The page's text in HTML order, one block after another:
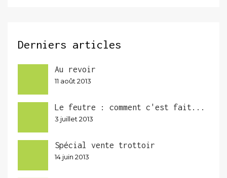
Derniers articles
Au revoir
11 août 2013
Le feutre : comment c'est fait...
3 juillet 2013
Spécial vente trottoir
14 juin 2013